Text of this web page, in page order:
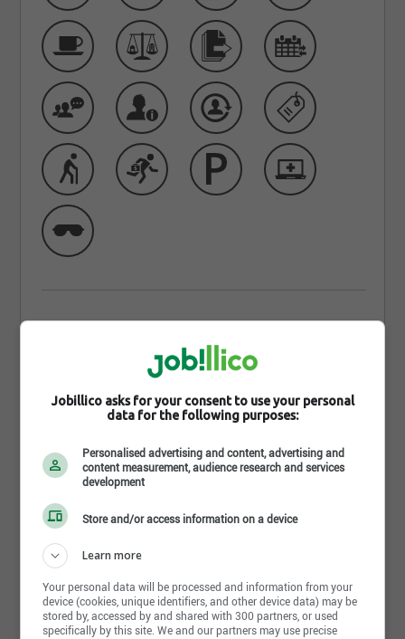
Qui sommes-nous
est une équipe composée de plus de
meubles, matelas et électroménagers. Bien établie
dans le paysage québécois depuis plus de 20 ans,
Meubles RD offre à son personnel des conditions
compétitives, qui en font un employeur de qualité.
Chez nous, la satisfaction de nos clients et de nos
équipe, c'est travailler avec une compagnie
dynamique, en pleine expansion, qui ne cesse
d'évoluer et de relever des défis. Chaque jour, tout
est mis en œuvre pour offrir des conditions
optimales dans un environnement de travail
agréable.
Lire la suite
Jobillico asks for your consent to use your personal
data for the following purposes:
Personalised advertising and content, advertising and
content measurement, audience research and services
development
Store and/or access information on a device
Learn more
Your personal data will be processed and information from your
device (cookies, unique identifiers, and other device data) may be
stored by, accessed by and shared with 300 partners, or used
specifically by this site. We and our partners may use precise